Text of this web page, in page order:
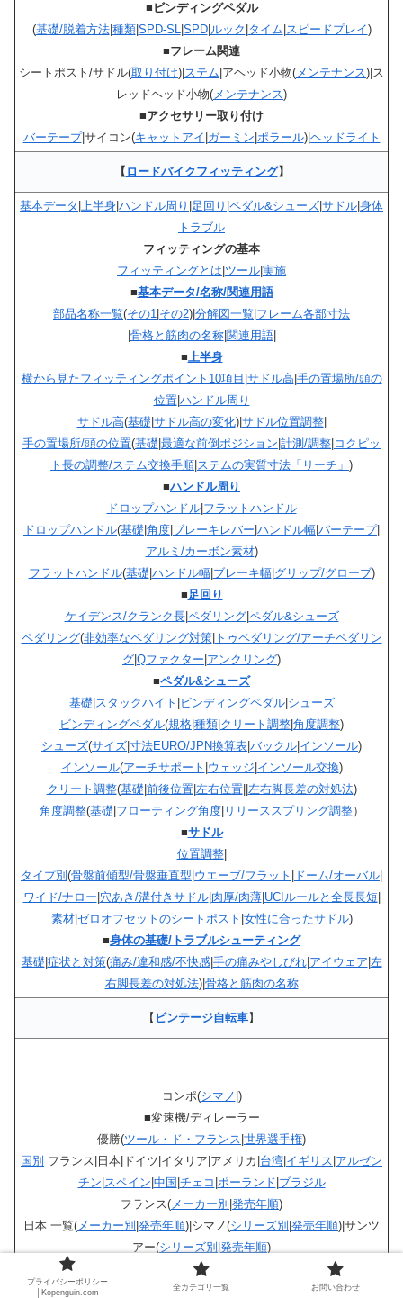
■ビンディングペダル
(基礎/脱着方法| 種類| SPD-SL| SPD| ルック タイム スピードプレイ)
■フレーム関連
シートポスト/サドル(取り付け)| ステム |アヘッド小物(メンテナンス)|ス
レッドヘッド小物(メンテナンス)
■アクセサリー取り付け
バーテープ|サイコン(キャットアイ ガーミン ポラール)| ヘッドライト
【 ロードバイクフィッティング】
基本データ 上半身 ハンドル周り 足回り ペダル&シューズ サドル 身体
トラブル
フィッティングの基本
フィッティングとは ツール 実施
■基本データ/名称/関連用語
部品名称一覧(その1 その2)| 分解図一覧 フレーム各部寸法
骨格と筋肉の名称| 関連用語|
■上半身
横から見たフィッティングポイント10項目 サドル高| 手の置場所/頭の
位置| ハンドル周り
サドル高(基礎 サドル高の変化)| サドル位置調整|
手の置場所/頭の位置(基礎 最適な前倒ポジション 計測/調整 コクピッ
ト長の調整/ステム交換手順 ステムの実質寸法「リーチ」 )
■ハンドル周り
ドロップハンドル| フラットハンドル
ドロップハンドル(基礎 角度 ブレーキレバー ハンドル幅 バーテープ|
アルミ/カーボン素材)
フラットハンドル(基礎 ハンドル幅| ブレーキ幅| グリップ/グローブ)
■足回り
ケイデンス/クランク長| ペダリング| ペダル&シューズ
ペダリング(非効率なペダリング対策| トゥペダリング/アーチペダリン
グ Qファクター アンクリング)
■ペダル&シューズ
基礎 スタックハイト ビンディングペダル| シューズ
ビンディングペダル(規格 種類 クリート調整 角度調整)
シューズ(サイズ 寸法EURO/JPN換算表 バックル インソール)
インソール(アーチサポート ウェッジ インソール交換)
クリート調整(基礎 前後位置| 左右位置|| 左右脚長差の対処法)
角度調整(基礎 フローティング角度| リリーススプリング調整）
■サドル
位置調整|
タイプ別 (骨盤前傾型/骨盤垂直型 ウエーブ/フラット ドーム/オーバル
ワイド/ナロー 穴あき/溝付きサドル| 肉厚/肉薄| UCIルールと全長長短
素材| ゼロオフセットのシートポスト 女性に合ったサドル)
■身体の基礎/トラブルシューティング
基礎 症状と対策(痛み/違和感/不快感| 手の痛みやしびれ| アイウェア 左
右脚長差の対処法)| 骨格と筋肉の名称
【 ビンテージ自転車】
コンポ(シマノ |)
■変速機/ディレーラー
優勝(ツール・ド・フランス 世界選手権)
国別 フランス|日本|ドイツ|イタリア|アメリカ| 台湾 イギリス アルゼン
チン スペイン 中国 チェコ ポーランド ブラジル
フランス(メーカー別 発売年順)
日本 一覧(メーカー別 発売年順)|シマノ(シリーズ別 発売年順)|サンツ
アー(シリーズ別 発売年順)
イタリア(シリーズ別|発売年順)
メーカー別
プライバシーポリシー
│Kopenguin.com
全カテゴリ一覧 お問い合わせ